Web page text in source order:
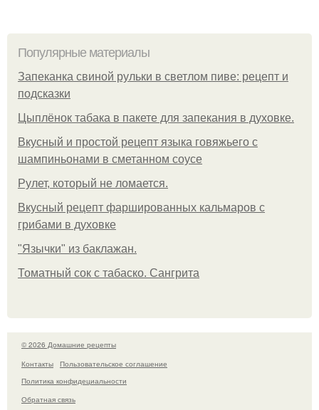
Популярные материалы
Запеканка свиной рульки в светлом пиве: рецепт и
подсказки
Цыплёнок табака в пакете для запекания в духовке.
Вкусный и простой рецепт языка говяжьего с
шампиньонами в сметанном соусе
Рулет, который не ломается.
Вкусный рецепт фаршированных кальмаров с
грибами в духовке
"Язычки" из баклажан.
Томатный сок с табаско. Сангрита
© 2026 Домашние рецепты
Контакты
Пользовательское соглашение
Политика конфидециальности
Обратная связь